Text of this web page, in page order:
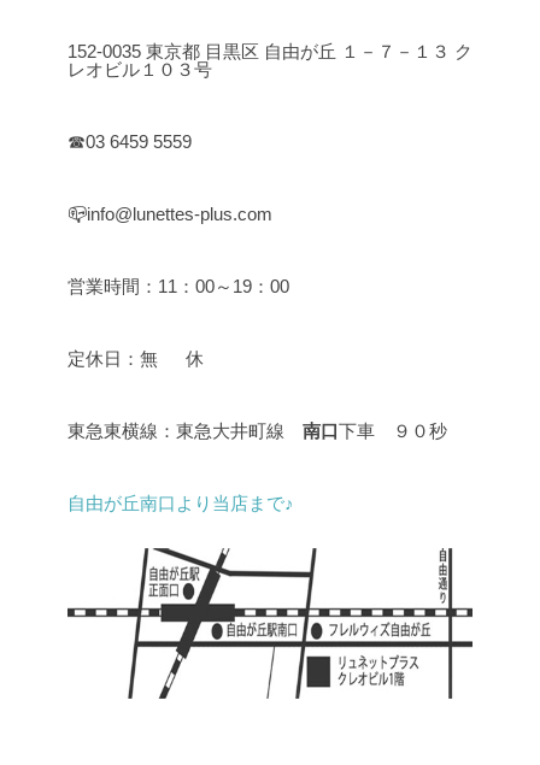
152-0035 東京都 目黒区 自由が丘 １－７－１３ ク
レオビル１０３号
☎03 6459 5559
📪info@lunettes-plus.com
営業時間：11：00～19：00
定休日：無 休
東急東横線：東急大井町線 南口下車 ９０秒
自由が丘南口より当店まで♪